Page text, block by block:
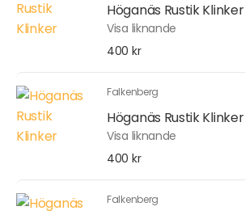
Höganäs Rustik Klinker
Visa liknande
400 kr
Falkenberg
Höganäs Rustik Klinker
Visa liknande
400 kr
Falkenberg